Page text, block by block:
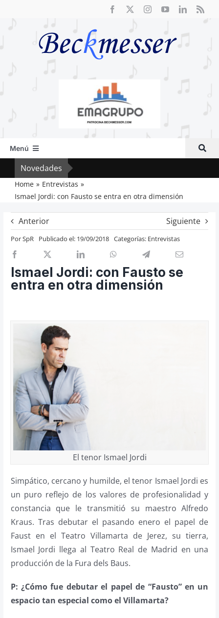
Menú
Inicio
Actual
Artículos
Crítica
Previos de ópera
Cosas de Beckmesser
Novedades
Home
Entrevistas
Ismael Jordi: con Fausto se entra en otra dimensión
Anterior Siguiente
PorSpR Publicado el: 19/09/2018 Categorías: Entrevistas
Ismael Jordi: con Fausto se
entra en otra dimensión
El tenor Ismael Jordi
Simpático, cercano y humilde, el tenor Ismael Jordi es
un puro reflejo de los valores de profesionalidad y
constancia que le transmitió su maestro Alfredo
Kraus. Tras debutar el pasando enero el papel de
Faust en el Teatro Villamarta de Jerez, su tierra,
Ismael Jordi llega al Teatro Real de Madrid en una
producción de la Fura dels Baus.
P: ¿Cómo fue debutar el papel de “Fausto” en un
espacio tan especial como el Villamarta?